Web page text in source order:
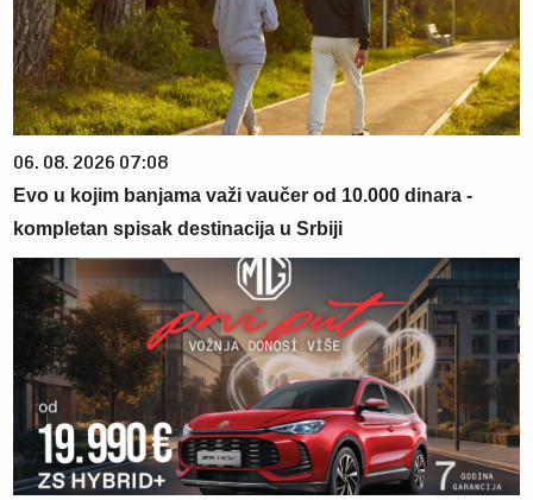
06. 08. 2026 07:08
Evo u kojim banjama važi vaučer od 10.000 dinara -
kompletan spisak destinacija u Srbiji